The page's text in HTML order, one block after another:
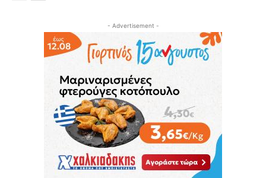
- Advertisement -